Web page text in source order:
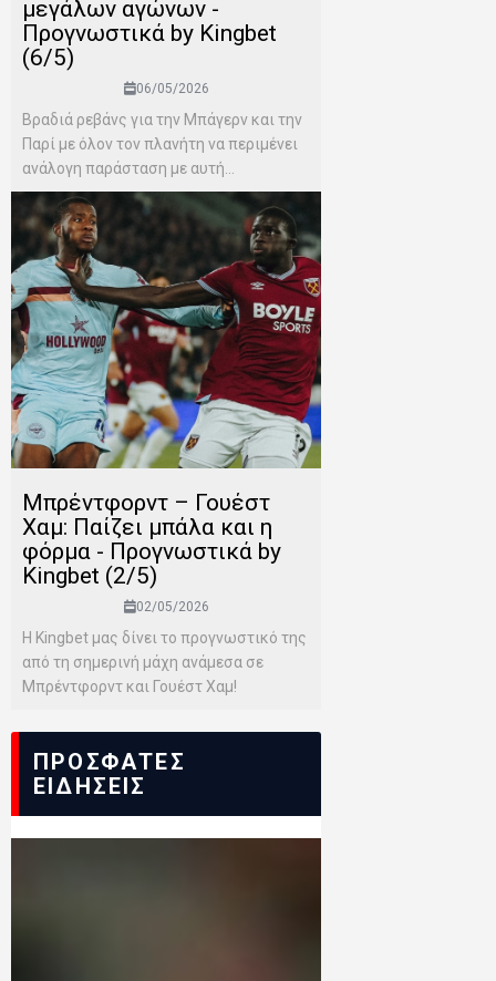
μεγάλων αγώνων -
Προγνωστικά by Kingbet
(6/5)
06/05/2026
Βραδιά ρεβάνς για την Μπάγερν και την
Παρί με όλον τον πλανήτη να περιμένει
ανάλογη παράσταση με αυτή...
Μπρέντφορντ – Γουέστ
Χαμ: Παίζει μπάλα και η
φόρμα - Προγνωστικά by
Kingbet (2/5)
02/05/2026
Η Kingbet μας δίνει το προγνωστικό της
από τη σημερινή μάχη ανάμεσα σε
Μπρέντφορντ και Γουέστ Χαμ!
ΠΡΟΣΦΑΤΕΣ
ΕΙΔΗΣΕΙΣ